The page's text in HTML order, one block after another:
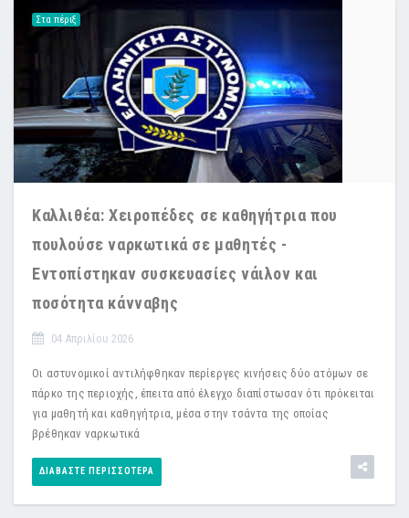
Στα πέριξ
Καλλιθέα: Χειροπέδες σε καθηγήτρια που
πουλούσε ναρκωτικά σε μαθητές -
Εντοπίστηκαν συσκευασίες νάιλον και
ποσότητα κάνναβης
04 Απριλίου 2026
Οι αστυνομικοί αντιλήφθηκαν περίεργες κινήσεις δύο ατόμων σε
πάρκο της περιοχής, έπειτα από έλεγχο διαπίστωσαν ότι πρόκειται
για μαθητή και καθηγήτρια, μέσα στην τσάντα της οποίας
βρέθηκαν ναρκωτικά
ΔΙΑΒΆΣΤΕ ΠΕΡΙΣΣΌΤΕΡΑ